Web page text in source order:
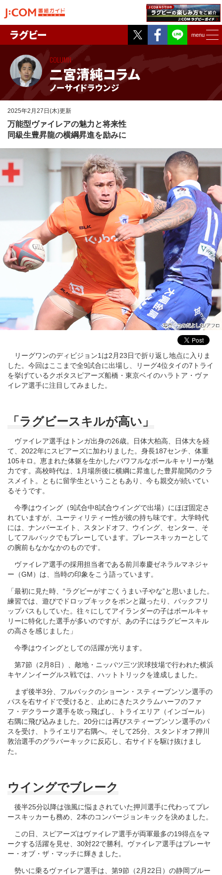
Twitter
Facebook
menu
ラグビー
二宮清純コラム
ノーサイドラウンジ
COLUMN
2025年2月27日(木)更新
万能型ヴァイレアの魅力と将来性
同級生豊昇龍の横綱昇進を励みに
リーグワンのディビジョン1は2月23日で折り返し地点に入りま
した。今回はここまで全9試合に出場し、リーグ4位タイの7トライ
を挙げているクボタスピアーズ船橋・東京ベイのハラトア・ヴァ
イレア選手に注目してみました。
「ラグビースキルが高い」
ヴァイレア選手はトンガ出身の26歳。日体大柏高、日体大を経
て、2022年にスピアーズに加わりました。身長187センチ、体重
105キロ。恵まれた体躯を生かしたパワフルなボールキャリーが魅
力です。高校時代は、1月場所後に横綱に昇進した豊昇龍関のクラ
スメイト。ともに留学生ということもあり、今も親交が続いてい
るそうです。
今季はウイング（9試合中8試合ウイングで出場）にほぼ固定さ
れていますが、ユーティリティー性が彼の持ち味です。大学時代
には、ナンバーエイト、スタンドオフ、ウイング、センター、そ
してフルバックでもプレーしています。プレースキッカーとして
の腕前もなかなかのものです。
ヴァイレア選手の採用担当者である前川泰慶ゼネラルマネジャ
ー（GM）は、当時の印象をこう語っています。
「最初に見た時、“ラグビーがすごくうまい子やな”と思いました。
練習では、遊びでドロップキックをポンと蹴ったり、バックフリ
ップパスもしていた。往々にしてアイランダーの子はボールキャ
リーに特化した選手が多いのですが、あの子にはラグビースキル
の高さを感じました」
今季はウイングとしての活躍が光ります。
第7節（2月8日）、敵地・ニッパツ三ツ沢球技場で行われた横浜
キヤノンイーグルス戦では、ハットトリックを達成しました。
まず後半3分、フルバックのショーン・スティーブンソン選手の
パスを右サイドで受けると、止めにきたスクラムハーフのファ
フ・デクラーク選手を吹っ飛ばし、トライエリア（インゴール）
右隅に飛び込みました。20分には再びスティーブンソン選手のパ
スを受け、トライエリア右隅へ。そして25分、スタンドオフ押川
敦治選手のグラバーキックに反応し、右サイドを駆け抜けまし
た。
ウイングでブレーク
後半25分以降は強風に悩まされていた押川選手に代わってプレ
ースキッカーも務め、2本のコンバージョンキックを決めました。
この日、スピアーズはヴァイレア選手が両軍最多の19得点をマ
ークする活躍を見せ、30対22で勝利。ヴァイレア選手はプレーヤ
ー・オブ・ザ・マッチに輝きました。
勢いに乗るヴァイレア選手は、第9節（2月22日）の静岡ブルー